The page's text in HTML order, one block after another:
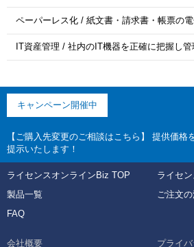
ペーパーレス化 / 紙文書・請求書・帳票の
IT資産管理 / 社内のIT機器を正確に把握し
キャンペーン開催中
【ご購入先変更のご相談はこちら】 提供価格
提示いたします！
ライセンスオンラインBiz TOP
ライセ
製品一覧
ご注文
FAQ
会社概要 プライ